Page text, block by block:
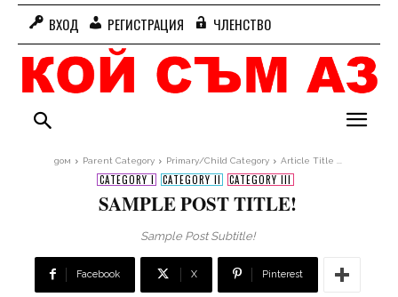
ВХОД РЕГИСТРАЦИЯ ЧЛЕНСТВО
дом Parent Category Primary/Child Category Article Title ...
CATEGORY I CATEGORY II CATEGORY III
SAMPLE POST TITLE!
Sample Post Subtitle!
Facebook X Pinterest